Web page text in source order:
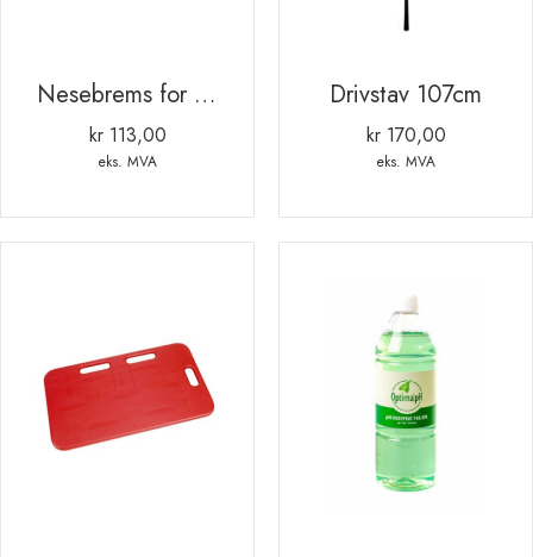
Nesebrems for gris. 108 cm
kr113,00
eks. MVA
Drivstav 107cm
kr170,00
eks. MVA